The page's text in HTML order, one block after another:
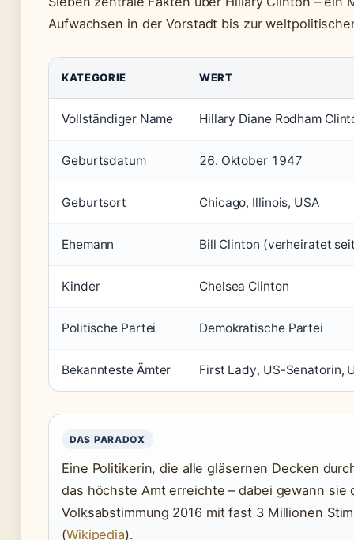
Aufwachsen in der Vorstadt bis zur
KATEGORIE WERT
Vollständiger Name Hillary Diane Rodham
Geburtsdatum 26. Oktober 1947
Geburtsort Chicago, Illinois, USA
Ehemann Bill Clinton (verheiratet
Kinder Chelsea Clinton
Politische Partei Demokratische Partei
Bekannteste Ämter First Lady, US-Senatorin,
DAS PARADOX
Eine Politikerin, die alle gläsernen Decken
das höchste Amt erreichte – dabei gewann sie
Volksabstimmung 2016 mit fast 3 Millionen
(Wikipedia).